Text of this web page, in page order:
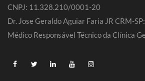
CNPJ: 11.328.210/0001-20
Dr. Jose Geraldo Aguiar Faria JR CRM-
Médico Responsável Técnico da Clínica